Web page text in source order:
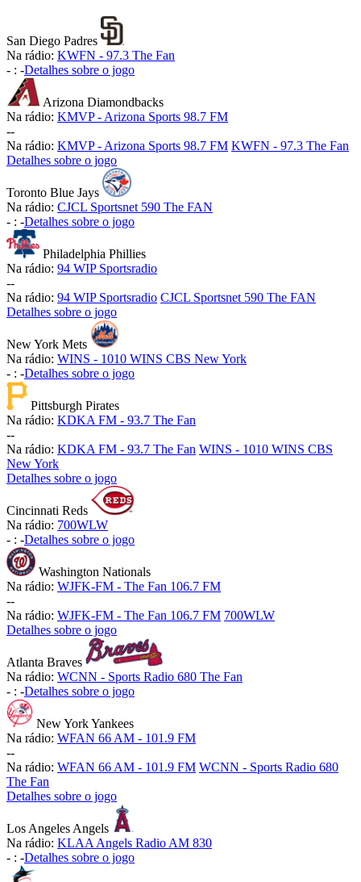
San Diego Padres
Na rádio: KWFN - 97.3 The Fan
- : -Detalhes sobre o jogo
Arizona Diamondbacks
Na rádio: KMVP - Arizona Sports 98.7 FM
--
Na rádio: KMVP - Arizona Sports 98.7 FM KWFN - 97.3 The Fan
Detalhes sobre o jogo
Toronto Blue Jays
Na rádio: CJCL Sportsnet 590 The FAN
- : -Detalhes sobre o jogo
Philadelphia Phillies
Na rádio: 94 WIP Sportsradio
--
Na rádio: 94 WIP Sportsradio CJCL Sportsnet 590 The FAN
Detalhes sobre o jogo
New York Mets
Na rádio: WINS - 1010 WINS CBS New York
- : -Detalhes sobre o jogo
Pittsburgh Pirates
Na rádio: KDKA FM - 93.7 The Fan
--
Na rádio: KDKA FM - 93.7 The Fan WINS - 1010 WINS CBS
New York
Detalhes sobre o jogo
Cincinnati Reds
Na rádio: 700WLW
- : -Detalhes sobre o jogo
Washington Nationals
Na rádio: WJFK-FM - The Fan 106.7 FM
--
Na rádio: WJFK-FM - The Fan 106.7 FM 700WLW
Detalhes sobre o jogo
Atlanta Braves
Na rádio: WCNN - Sports Radio 680 The Fan
- : -Detalhes sobre o jogo
New York Yankees
Na rádio: WFAN 66 AM - 101.9 FM
--
Na rádio: WFAN 66 AM - 101.9 FM WCNN - Sports Radio 680
The Fan
Detalhes sobre o jogo
Los Angeles Angels
Na rádio: KLAA Angels Radio AM 830
- : -Detalhes sobre o jogo